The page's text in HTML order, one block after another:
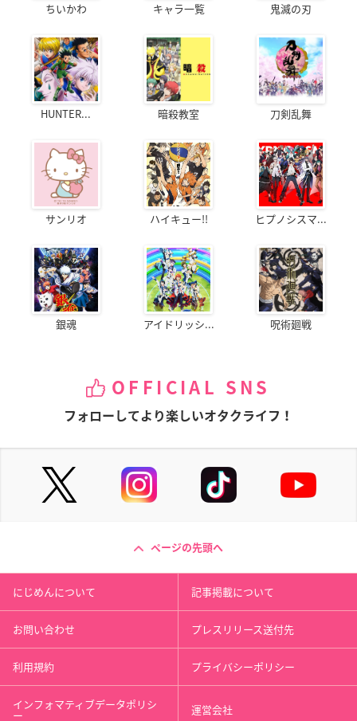
ちいかわ キャラ一覧 鬼滅の刃
HUNTER... 暗殺教室 刀剣乱舞
サンリオ ハイキュー!! ヒプノシスマ...
銀魂 アイドリッシ... 呪術廻戦
OFFICIAL SNS
フォローしてより楽しいオタクライフ！
ページの先頭へ
にじめんについて 記事掲載について
お問い合わせ プレスリリース送付先
利用規約 プライバシーポリシー
インフォマティブデータポリシ
ー 運営会社